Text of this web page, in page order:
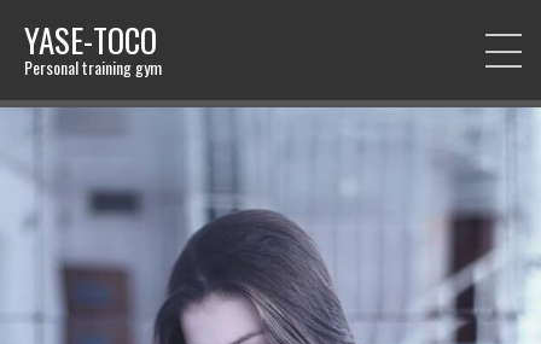
YASE-TOCO
Personal training gym